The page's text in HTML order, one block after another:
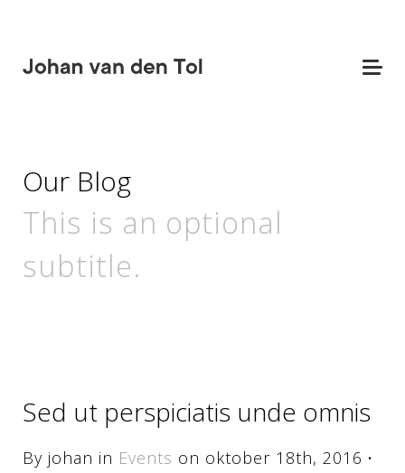
Our Blog
This is an optional
subtitle.
Sed ut perspiciatis unde omnis
By johan in Events on oktober 18th, 2016 ·